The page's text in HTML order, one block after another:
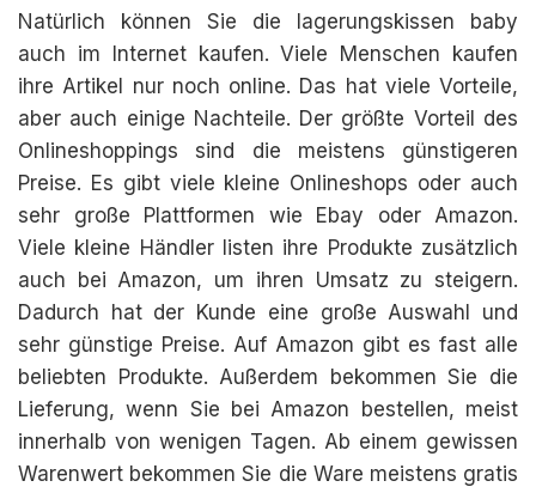
Natürlich können Sie die lagerungskissen baby
auch im Internet kaufen. Viele Menschen kaufen
ihre Artikel nur noch online. Das hat viele Vorteile,
aber auch einige Nachteile. Der größte Vorteil des
Onlineshoppings sind die meistens günstigeren
Preise. Es gibt viele kleine Onlineshops oder auch
sehr große Plattformen wie Ebay oder Amazon.
Viele kleine Händler listen ihre Produkte zusätzlich
auch bei Amazon, um ihren Umsatz zu steigern.
Dadurch hat der Kunde eine große Auswahl und
sehr günstige Preise. Auf Amazon gibt es fast alle
beliebten Produkte. Außerdem bekommen Sie die
Lieferung, wenn Sie bei Amazon bestellen, meist
innerhalb von wenigen Tagen. Ab einem gewissen
Warenwert bekommen Sie die Ware meistens gratis